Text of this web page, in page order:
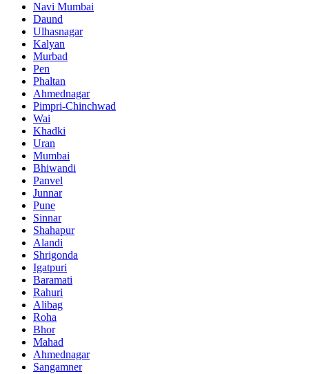
Navi Mumbai
Daund
Ulhasnagar
Kalyan
Murbad
Pen
Phaltan
Ahmednagar
Pimpri-Chinchwad
Wai
Khadki
Uran
Mumbai
Bhiwandi
Panvel
Junnar
Pune
Sinnar
Shahapur
Alandi
Shrigonda
Igatpuri
Baramati
Rahuri
Alibag
Roha
Bhor
Mahad
Ahmednagar
Sangamner